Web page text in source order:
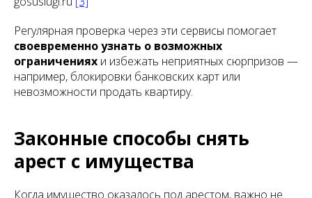
Регулярная проверка через эти сервисы помогает
своевременно узнать о возможных
ограничениях и избежать неприятных сюрпризов —
например, блокировки банковских карт или
невозможности продать квартиру.
Законные способы снять
арест с имущества
Когда имущество оказалось под арестом, важно не